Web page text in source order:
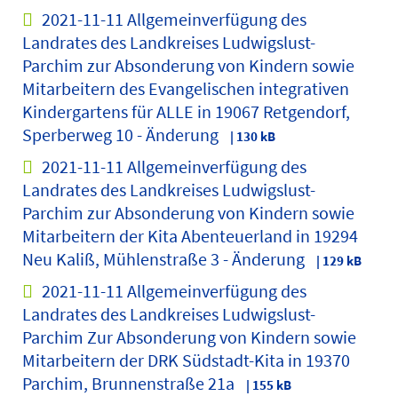
2021-11-11 Allgemeinverfügung des
Landrates des Landkreises Ludwigslust-
Parchim zur Absonderung von Kindern sowie
Mitarbeitern des Evangelischen integrativen
Kindergartens für ALLE in 19067 Retgendorf,
Sperberweg 10 - Änderung
| 130 kB
2021-11-11 Allgemeinverfügung des
Landrates des Landkreises Ludwigslust-
Parchim zur Absonderung von Kindern sowie
Mitarbeitern der Kita Abenteuerland in 19294
Neu Kaliß, Mühlenstraße 3 - Änderung
| 129 kB
2021-11-11 Allgemeinverfügung des
Landrates des Landkreises Ludwigslust-
Parchim Zur Absonderung von Kindern sowie
Mitarbeitern der DRK Südstadt-Kita in 19370
Parchim, Brunnenstraße 21a
| 155 kB